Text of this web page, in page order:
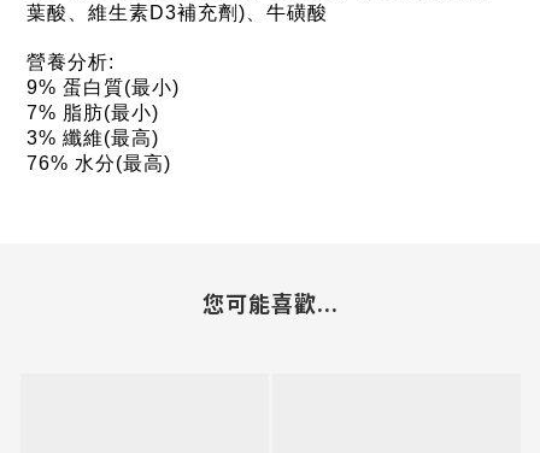
葉酸、維生素D3補充劑)、牛磺酸
營養分析:
9% 蛋白質(最小)
7% 脂肪(最小)
3% 纖維(最高)
76% 水分(最高)
您可能喜歡...